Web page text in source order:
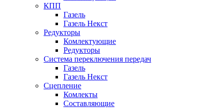
КПП
Газель
Газель Некст
Редукторы
Комлектующие
Редукторы
Система переключения передач
Газель
Газель Некст
Сцепление
Комлекты
Составляющие